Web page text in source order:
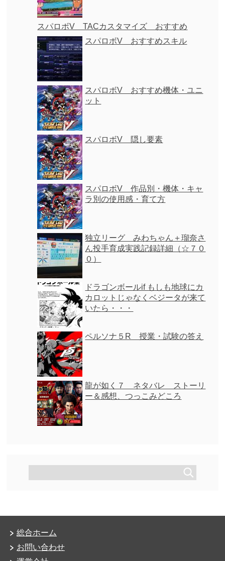
スパロボV TACカスタマイズ おすすめ
スパロボV おすすめスキル
スパロボV おすすめ機体・ユニ
ット
スパロボV 隠し要素
スパロボV 作品別・機体・キャ
ラ別の使用感・育て方
独立リーグ みわちゃん＋瑠奈さ
ん投手育成実践記録詳細（☆７０
０）
ドラゴンボールif もしも地球にカ
カロットじゃなくベジータが来て
いたら・・・
ペルソナ５R 授業・試験の答え
龍が如く７ ネタバレ ストーリ
ー＆感想、つっこみどころ
総合ホーム
お問い合わせ